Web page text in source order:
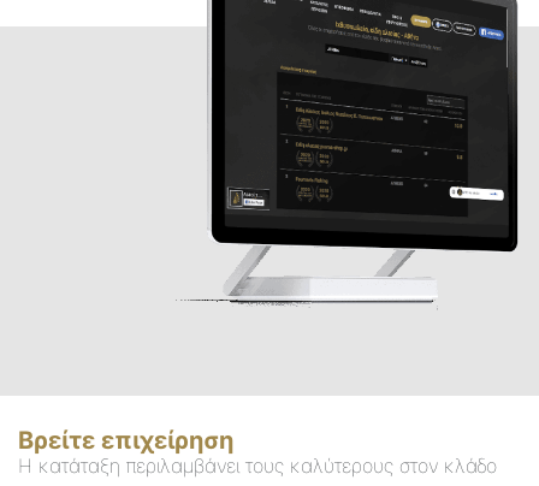
Βρείτε επιχείρηση
Η κατάταξη περιλαμβάνει τους καλύτερους στον κλάδο